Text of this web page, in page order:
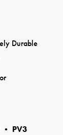
Durable
• PV3